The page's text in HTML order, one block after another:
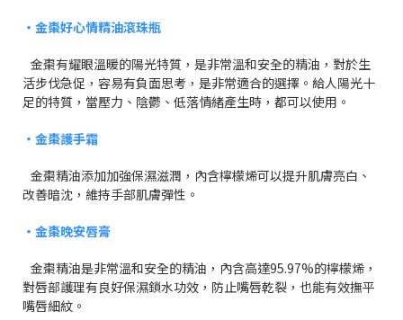
・金棗好心情精油滾珠瓶
金棗有耀眼溫暖的陽光特質，是非常溫和安全的精油，對於生
活步伐急促，容易有負面思考，是非常適合的選擇。給人陽光十
足的特質，當壓力、陰鬱、低落情緒產生時，都可以使用。
・金棗護手霜
金棗精油添加加強保濕滋潤，內含檸檬烯可以提升肌膚亮白、
改善暗沈，維持手部肌膚彈性。
・金棗晚安唇膏
金棗精油是非常溫和安全的精油，內含高達95.97%的檸檬烯，
對唇部護理有良好保濕鎖水功效，防止嘴唇乾裂，也能有效撫平
嘴唇細紋。